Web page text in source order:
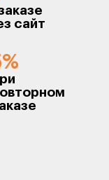
сайт